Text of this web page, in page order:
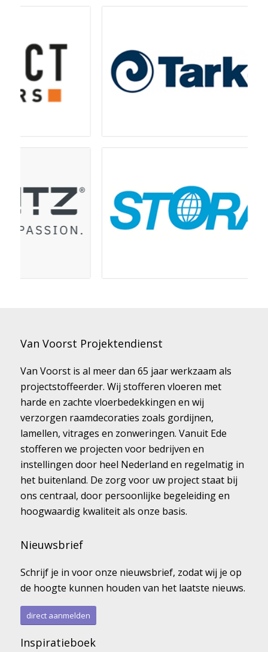
Van Voorst Projektendienst
Van Voorst is al meer dan 65 jaar werkzaam als
projectstoffeerder. Wij stofferen vloeren met
harde en zachte vloerbedekkingen en wij
verzorgen raamdecoraties zoals gordijnen,
lamellen, vitrages en zonweringen. Vanuit Ede
stofferen we projecten voor bedrijven en
instellingen door heel Nederland en regelmatig in
het buitenland. De zorg voor uw project staat bij
ons centraal, door persoonlijke begeleiding en
hoogwaardig kwaliteit als onze basis.
Nieuwsbrief
Schrijf je in voor onze nieuwsbrief, zodat wij je op
de hoogte kunnen houden van het laatste nieuws.
direct aanmelden
Inspiratieboek